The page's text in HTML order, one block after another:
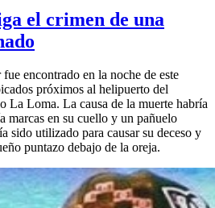
el crimen de una
encontrado en la noche de este
próximos al helipuerto del
La Loma. La causa de la muerte habría
marcas en su cuello y un pañuelo
sido utilizado para causar su deceso y
puntazo debajo de la oreja.